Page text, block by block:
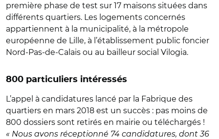
première phase de test sur 17 maisons situées dans
différents quartiers. Les logements concernés
appartiennent à la municipalité, à la métropole
européenne de Lille, à l’établissement public foncier
Nord-Pas-de-Calais ou au bailleur social Vilogia.
800 particuliers intéressés
L’appel à candidatures lancé par la Fabrique des
quartiers en mars 2018 est un succès : pas moins de
800 dossiers sont retirés en mairie ou téléchargés !
« Nous avons réceptionné 74 candidatures, dont 36